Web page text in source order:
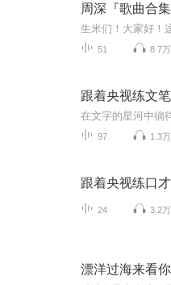
周深『歌曲合
51 8.7万
跟着央视练文笔
97 1.3万
跟着央视练口才
24 3.2万
漂洋过海来看